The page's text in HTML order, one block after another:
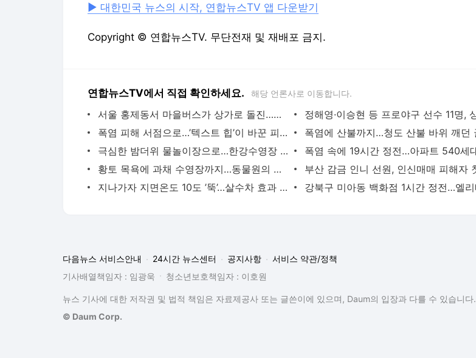
▶ 대한민국 뉴스의 시작, 연합뉴스TV 앱 다운받기
Copyright © 연합뉴스TV. 무단전재 및 재배포 금지.
연합뉴스TV에서 직접 확인하세요. 해당 언론사로 이동합니다.
서울 홍제동서 마을버스가 상가로 돌진…보행자 등 8명 부상
폭염 피해 서점으로…’텍스트 힙’이 바꾼 피서
극심한 밤더위 물놀이장으로…한강수영장 북적
황토 목욕에 과채 수영장까지…동물원의 여름나기
지나가자 지면온도 10도 ’뚝’…살수차 효과 톡톡
다음뉴스 서비스안내 24시간 뉴스센터 공지사항
서비스 약관/정책
기사배열책임자 : 임광욱
청소년보호책임자 : 이호원
뉴스 기사에 대한 저작권 및 법적 책임은 자료제공사 또는 글쓴이에 있으며, Daum의 입장과 다를 수 있습니다.
© Daum Corp.